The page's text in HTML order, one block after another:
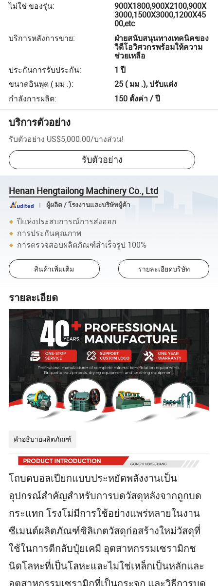
ไม่ใช่ ของรุ่น:
900X1800,900X2100,900X
3000,1500X3000,1200X45
00,etc
บริการหลังการขาย:
ฝ่ายสนับสนุนทางเทคนิคของ
วิดีโอวิศวกรพร้อมให้ความ
ช่วยเหลือ
ประกันการรับประกัน:
1 ปี
ขนาดอินพุต ( มม .):
25 ( มม .), ปรับแต่ง
กำลังการผลิต: 150 ตั้งค่า / ปี
บริการตัวอย่าง
รับตัวอย่าง US$5,000.00/บางส่วน!
รับตัวอย่าง
Henan Hengtailong Machinery Co., Ltd
ผู้ผลิต / โรงงานและบริษัทผู้ค้า
ปีแห่งประสบการณ์การส่งออก
การประกันคุณภาพ
การตรวจสอบผลิตภัณฑ์สำเร็จรูป 100%
สินค้าเพิ่มเติม รายละเอียดบริษัท
รายละเอียด
คำอธิบายผลิตภัณฑ์
โถบดบอลเปียกแบบประหยัดพลังงานเป็น
อุปกรณ์สำคัญสำหรับการบดวัสดุหลังจากถูกบด
กระแทก โรงโม่มีการใช้อย่างแพร่หลายในงาน
ซีเมนต์ผลิตภัณฑ์ซิลิเกตวัสดุก่อสร้างใหม่วัสดุที่
ใช้ในการตีกลับปุ๋ยเคมี อุตสาหกรรมเซรามิกช
นิดโลหะที่เป็นโลหะและไม่ใช่เหล็กเป็นหลักและ